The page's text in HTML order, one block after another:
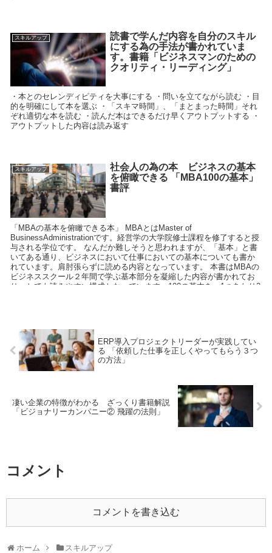
スキルアップ
読書で学んだ内容を自分のスキル
にする為の手法が書かれていま
す。書籍「ビジネスマンのための
クオリティ・リーディング」
・本とのセレンディピティを大事にする ・問いを立てながら読む ・目
的を明確にして本を選ぶ ・「スキマ時間」、「まとまった時間」それ
ぞれ適切な本を読む ・読んだ本はできるだけ早くアウトプットする ・
アウトプットした内容は読み返す
スキルアップ
社会人の為の本 ビジネスの基本
を俯瞰できる 「MBA100の基本」
書評
「MBAの基本を俯瞰できる本」 MBAとはMaster of
BusinessAdministrationです。経営学の大学院修士課程を修了すると授
与される学位です。 なんだか難しそうと思われますが、「基本」と書
いてある通り、ビジネスにおいて仕事においての基本についても書か
れています。肩肘張らずに読める内容となっています。 本書はMBAの
ビジネススクール２年間で学ぶ基本部分を凝縮した内容が書かれてお
り、とても読みやすい構成となっています。100の基本を、1つあたり2
ERP導入プロジェクトリーダーが実践してい
る 「依頼した仕事を正しくやってもらう３つ
の方法」
凄い企業の特徴がわかる ざっくり書籍解説
「ビジョナリーカンパニー② 飛躍の法則」
コメント
コメントを書き込む
ホーム スキルアップ